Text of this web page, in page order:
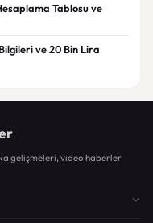
Tablosu ve
ve 20 Bin Lira
gelişmeleri, video haberler